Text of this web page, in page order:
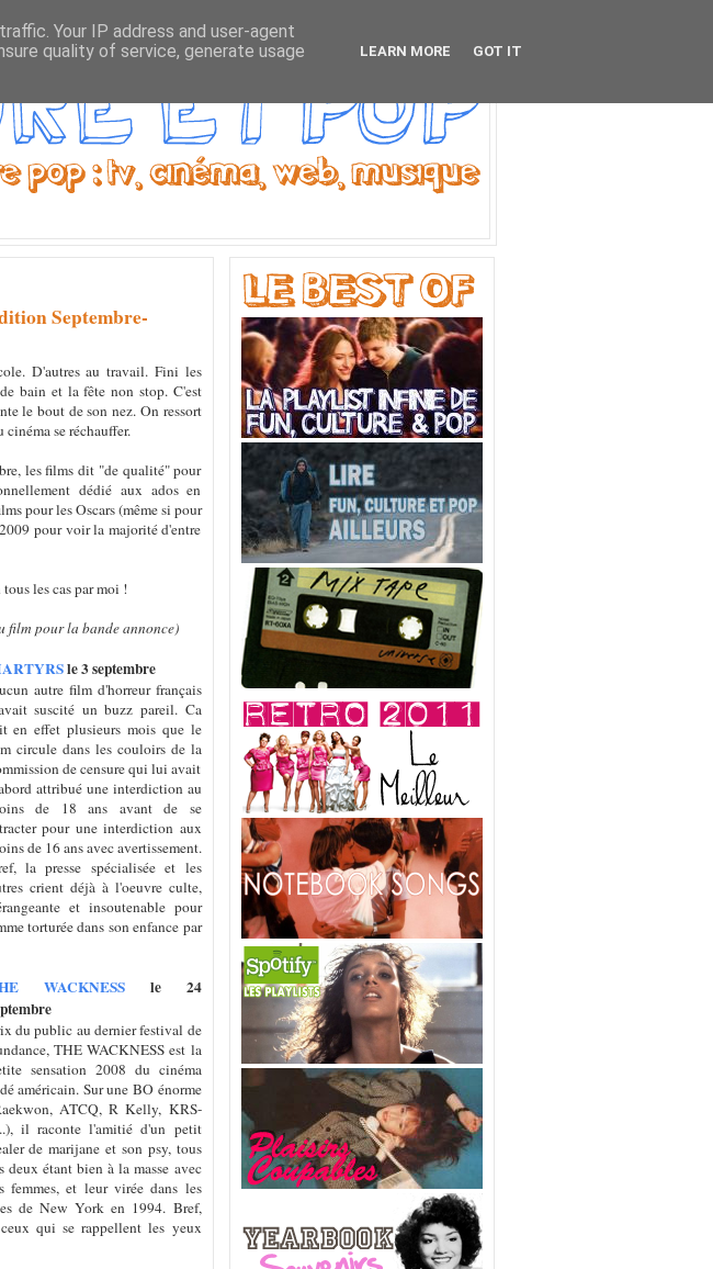
Septembre-
D'autres au travail. Fini les
bain et la fête non stop. C'est
le bout de son nez. On ressort
se réchauffer.
les films dit "de qualité" pour
dédié aux ados en
pour les Oscars (même si pour
pour voir la majorité d'entre
les cas par moi !
film pour la bande annonce)
le 3 septembre
autre film d'horreur français
suscité un buzz pareil. Ca
en effet plusieurs mois que le
circule dans les couloirs de la
de censure qui lui avait
attribué une interdiction au
de 18 ans avant de se
pour une interdiction aux
de 16 ans avec avertissement.
la presse spécialisée et les
crient déjà à l'oeuvre culte,
et insoutenable pour
torturée dans son enfance par
WACKNESSle 24
du public au dernier festival de
THE WACKNESS est la
sensation 2008 du cinéma
américain. Sur une BO énorme
ATCQ, R Kelly, KRS-
il raconte l'amitié d'un petit
de marijane et son psy, tous
deux étant bien à la masse avec
femmes, et leur virée dans les
de New York en 1994. Bref,
qui se rappellent les yeux
Your IP address and user-agent
quality of service, generate usage
LEARN MORE GOT IT